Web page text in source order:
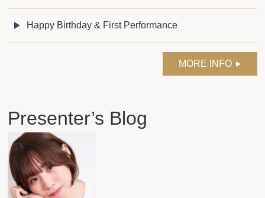
Happy Birthday & First Performance
MORE INFO
Presenter’s Blog